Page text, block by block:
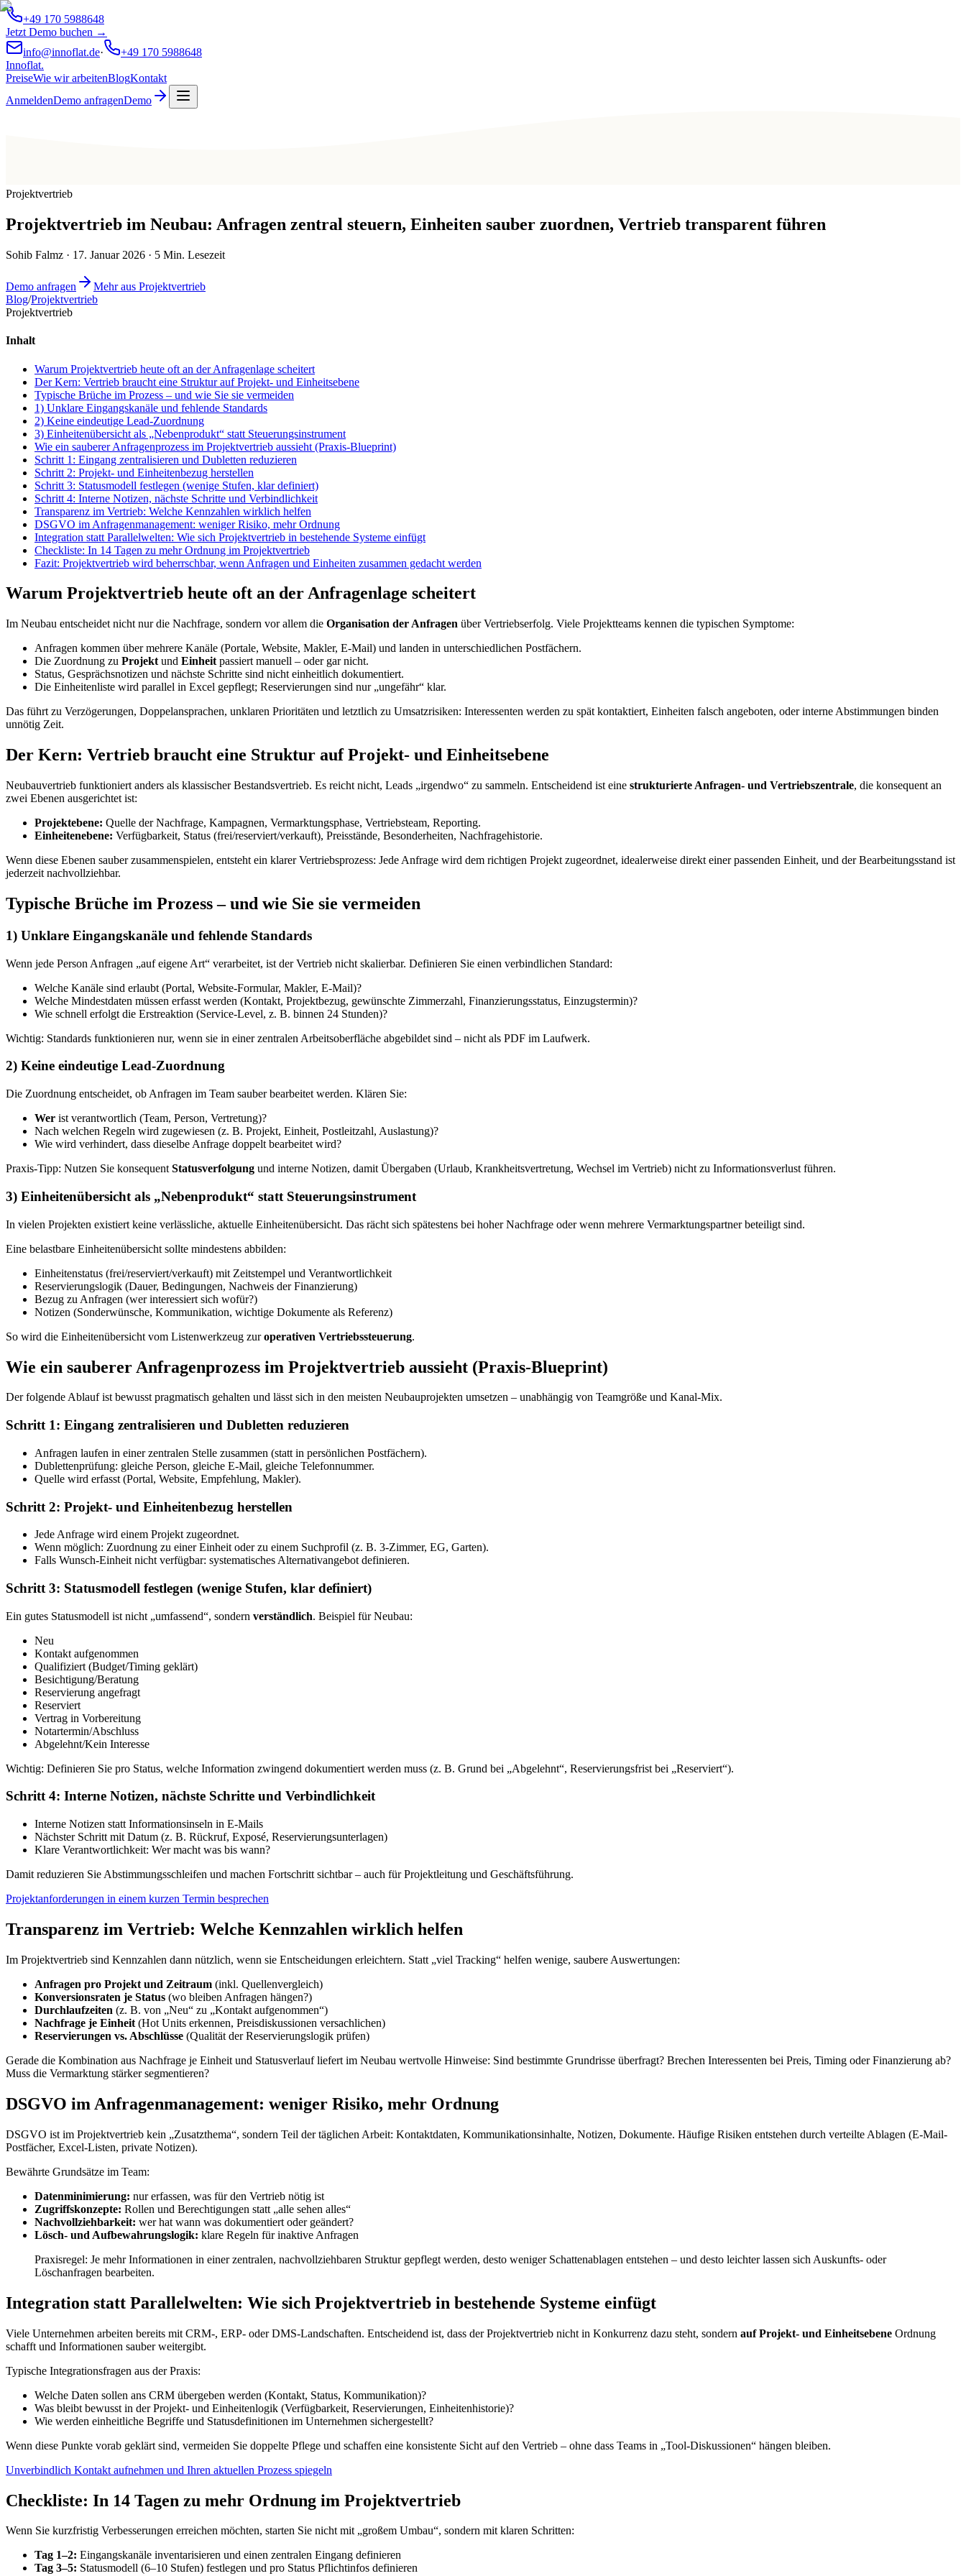
+49 170 5988648
Jetzt Demo buchen →
info@innoflat.de·
+49 170 5988648
Innoflat.
PreiseWie wir arbeitenBlogKontakt
AnmeldenDemo anfragenDemo
Projektvertrieb
Projektvertrieb im Neubau: Anfragen zentral steuern, Einheiten sauber zuordnen, Vertrieb transparent führen
Sohib Falmz · 17. Januar 2026 · 5 Min. Lesezeit
Demo anfragen
Mehr aus Projektvertrieb
Blog/Projektvertrieb
Projektvertrieb
Inhalt
Warum Projektvertrieb heute oft an der Anfragenlage scheitert
Der Kern: Vertrieb braucht eine Struktur auf Projekt- und Einheitsebene
Typische Brüche im Prozess – und wie Sie sie vermeiden
1) Unklare Eingangskanäle und fehlende Standards
2) Keine eindeutige Lead-Zuordnung
3) Einheitenübersicht als „Nebenprodukt“ statt Steuerungsinstrument
Wie ein sauberer Anfragenprozess im Projektvertrieb aussieht (Praxis-Blueprint)
Schritt 1: Eingang zentralisieren und Dubletten reduzieren
Schritt 2: Projekt- und Einheitenbezug herstellen
Schritt 3: Statusmodell festlegen (wenige Stufen, klar definiert)
Schritt 4: Interne Notizen, nächste Schritte und Verbindlichkeit
Transparenz im Vertrieb: Welche Kennzahlen wirklich helfen
DSGVO im Anfragenmanagement: weniger Risiko, mehr Ordnung
Integration statt Parallelwelten: Wie sich Projektvertrieb in bestehende Systeme einfügt
Checkliste: In 14 Tagen zu mehr Ordnung im Projektvertrieb
Fazit: Projektvertrieb wird beherrschbar, wenn Anfragen und Einheiten zusammen gedacht werden
Warum Projektvertrieb heute oft an der Anfragenlage scheitert
Im Neubau entscheidet nicht nur die Nachfrage, sondern vor allem die Organisation der Anfragen über Vertriebserfolg. Viele Projektteams kennen die typischen Symptome:
Anfragen kommen über mehrere Kanäle (Portale, Website, Makler, E-Mail) und landen in unterschiedlichen Postfächern.
Die Zuordnung zu Projekt und Einheit passiert manuell – oder gar nicht.
Status, Gesprächsnotizen und nächste Schritte sind nicht einheitlich dokumentiert.
Die Einheitenliste wird parallel in Excel gepflegt; Reservierungen sind nur „ungefähr“ klar.
Das führt zu Verzögerungen, Doppelansprachen, unklaren Prioritäten und letztlich zu Umsatzrisiken: Interessenten werden zu spät kontaktiert, Einheiten falsch angeboten, oder interne Abstimmungen binden
unnötig Zeit.
Der Kern: Vertrieb braucht eine Struktur auf Projekt- und Einheitsebene
Neubauvertrieb funktioniert anders als klassischer Bestandsvertrieb. Es reicht nicht, Leads „irgendwo“ zu sammeln. Entscheidend ist eine strukturierte Anfragen- und Vertriebszentrale, die konsequent an
zwei Ebenen ausgerichtet ist:
Projektebene: Quelle der Nachfrage, Kampagnen, Vermarktungsphase, Vertriebsteam, Reporting.
Einheitenebene: Verfügbarkeit, Status (frei/reserviert/verkauft), Preisstände, Besonderheiten, Nachfragehistorie.
Wenn diese Ebenen sauber zusammenspielen, entsteht ein klarer Vertriebsprozess: Jede Anfrage wird dem richtigen Projekt zugeordnet, idealerweise direkt einer passenden Einheit, und der Bearbeitungsstand ist
jederzeit nachvollziehbar.
Typische Brüche im Prozess – und wie Sie sie vermeiden
1) Unklare Eingangskanäle und fehlende Standards
Wenn jede Person Anfragen „auf eigene Art“ verarbeitet, ist der Vertrieb nicht skalierbar. Definieren Sie einen verbindlichen Standard:
Welche Kanäle sind erlaubt (Portal, Website-Formular, Makler, E-Mail)?
Welche Mindestdaten müssen erfasst werden (Kontakt, Projektbezug, gewünschte Zimmerzahl, Finanzierungsstatus, Einzugstermin)?
Wie schnell erfolgt die Erstreaktion (Service-Level, z. B. binnen 24 Stunden)?
Wichtig: Standards funktionieren nur, wenn sie in einer zentralen Arbeitsoberfläche abgebildet sind – nicht als PDF im Laufwerk.
2) Keine eindeutige Lead-Zuordnung
Die Zuordnung entscheidet, ob Anfragen im Team sauber bearbeitet werden. Klären Sie:
Wer ist verantwortlich (Team, Person, Vertretung)?
Nach welchen Regeln wird zugewiesen (z. B. Projekt, Einheit, Postleitzahl, Auslastung)?
Wie wird verhindert, dass dieselbe Anfrage doppelt bearbeitet wird?
Praxis-Tipp: Nutzen Sie konsequent Statusverfolgung und interne Notizen, damit Übergaben (Urlaub, Krankheitsvertretung, Wechsel im Vertrieb) nicht zu Informationsverlust führen.
3) Einheitenübersicht als „Nebenprodukt“ statt Steuerungsinstrument
In vielen Projekten existiert keine verlässliche, aktuelle Einheitenübersicht. Das rächt sich spätestens bei hoher Nachfrage oder wenn mehrere Vermarktungspartner beteiligt sind.
Eine belastbare Einheitenübersicht sollte mindestens abbilden:
Einheitenstatus (frei/reserviert/verkauft) mit Zeitstempel und Verantwortlichkeit
Reservierungslogik (Dauer, Bedingungen, Nachweis der Finanzierung)
Bezug zu Anfragen (wer interessiert sich wofür?)
Notizen (Sonderwünsche, Kommunikation, wichtige Dokumente als Referenz)
So wird die Einheitenübersicht vom Listenwerkzeug zuroperativen Vertriebssteuerung.
Wie ein sauberer Anfragenprozess im Projektvertrieb aussieht (Praxis-Blueprint)
Der folgende Ablauf ist bewusst pragmatisch gehalten und lässt sich in den meisten Neubauprojekten umsetzen – unabhängig von Teamgröße und Kanal-Mix.
Schritt 1: Eingang zentralisieren und Dubletten reduzieren
Anfragen laufen in einer zentralen Stelle zusammen (statt in persönlichen Postfächern).
Dublettenprüfung: gleiche Person, gleiche E-Mail, gleiche Telefonnummer.
Quelle wird erfasst (Portal, Website, Empfehlung, Makler).
Schritt 2: Projekt- und Einheitenbezug herstellen
Jede Anfrage wird einem Projekt zugeordnet.
Wenn möglich: Zuordnung zu einer Einheit oder zu einem Suchprofil (z. B. 3-Zimmer, EG, Garten).
Falls Wunsch-Einheit nicht verfügbar: systematisches Alternativangebot definieren.
Schritt 3: Statusmodell festlegen (wenige Stufen, klar definiert)
Ein gutes Statusmodell ist nicht „umfassend“, sondern verständlich. Beispiel für Neubau:
Neu
Kontakt aufgenommen
Qualifiziert (Budget/Timing geklärt)
Besichtigung/Beratung
Reservierung angefragt
Reserviert
Vertrag in Vorbereitung
Notartermin/Abschluss
Abgelehnt/Kein Interesse
Wichtig: Definieren Sie pro Status, welche Information zwingend dokumentiert werden muss (z. B. Grund bei „Abgelehnt“, Reservierungsfrist bei „Reserviert“).
Schritt 4: Interne Notizen, nächste Schritte und Verbindlichkeit
Interne Notizen statt Informationsinseln in E-Mails
Nächster Schritt mit Datum (z. B. Rückruf, Exposé, Reservierungsunterlagen)
Klare Verantwortlichkeit: Wer macht was bis wann?
Damit reduzieren Sie Abstimmungsschleifen und machen Fortschritt sichtbar – auch für Projektleitung und Geschäftsführung.
Projektanforderungen in einem kurzen Termin besprechen
Transparenz im Vertrieb: Welche Kennzahlen wirklich helfen
Im Projektvertrieb sind Kennzahlen dann nützlich, wenn sie Entscheidungen erleichtern. Statt „viel Tracking“ helfen wenige, saubere Auswertungen:
Anfragen pro Projekt und Zeitraum (inkl. Quellenvergleich)
Konversionsraten je Status (wo bleiben Anfragen hängen?)
Durchlaufzeiten (z. B. von „Neu“ zu „Kontakt aufgenommen“)
Nachfrage je Einheit (Hot Units erkennen, Preisdiskussionen versachlichen)
Reservierungen vs. Abschlüsse (Qualität der Reservierungslogik prüfen)
Gerade die Kombination aus Nachfrage je Einheit und Statusverlauf liefert im Neubau wertvolle Hinweise: Sind bestimmte Grundrisse überfragt? Brechen Interessenten bei Preis, Timing oder Finanzierung ab?
Muss die Vermarktung stärker segmentieren?
DSGVO im Anfragenmanagement: weniger Risiko, mehr Ordnung
DSGVO ist im Projektvertrieb kein „Zusatzthema“, sondern Teil der täglichen Arbeit: Kontaktdaten, Kommunikationsinhalte, Notizen, Dokumente. Häufige Risiken entstehen durch verteilte Ablagen (E-Mail-
Postfächer, Excel-Listen, private Notizen).
Bewährte Grundsätze im Team:
Datenminimierung: nur erfassen, was für den Vertrieb nötig ist
Zugriffskonzepte: Rollen und Berechtigungen statt „alle sehen alles“
Nachvollziehbarkeit: wer hat wann was dokumentiert oder geändert?
Lösch- und Aufbewahrungslogik: klare Regeln für inaktive Anfragen
Praxisregel: Je mehr Informationen in einer zentralen, nachvollziehbaren Struktur gepflegt werden, desto weniger Schattenablagen entstehen – und desto leichter lassen sich Auskunfts- oder
Löschanfragen bearbeiten.
Integration statt Parallelwelten: Wie sich Projektvertrieb in bestehende Systeme einfügt
Viele Unternehmen arbeiten bereits mit CRM-, ERP- oder DMS-Landschaften. Entscheidend ist, dass der Projektvertrieb nicht in Konkurrenz dazu steht, sondern auf Projekt- und Einheitsebene Ordnung
schafft und Informationen sauber weitergibt.
Typische Integrationsfragen aus der Praxis:
Welche Daten sollen ans CRM übergeben werden (Kontakt, Status, Kommunikation)?
Was bleibt bewusst in der Projekt- und Einheitenlogik (Verfügbarkeit, Reservierungen, Einheitenhistorie)?
Wie werden einheitliche Begriffe und Statusdefinitionen im Unternehmen sichergestellt?
Wenn diese Punkte vorab geklärt sind, vermeiden Sie doppelte Pflege und schaffen eine konsistente Sicht auf den Vertrieb – ohne dass Teams in „Tool-Diskussionen“ hängen bleiben.
Unverbindlich Kontakt aufnehmen und Ihren aktuellen Prozess spiegeln
Checkliste: In 14 Tagen zu mehr Ordnung im Projektvertrieb
Wenn Sie kurzfristig Verbesserungen erreichen möchten, starten Sie nicht mit „großem Umbau“, sondern mit klaren Schritten:
Tag 1–2: Eingangskanäle inventarisieren und einen zentralen Eingang definieren
Tag 3–5: Statusmodell (6–10 Stufen) festlegen und pro Status Pflichtinfos definieren